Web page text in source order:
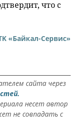
что с
«Байкал-Сервис»
сайта через
несет автор
не совпадать с